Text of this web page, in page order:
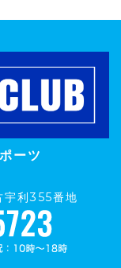
ーツ
利355番地